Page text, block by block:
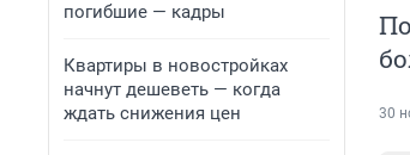
погибшие — кадры
Квартиры в новостройках
начнут дешеветь — когда
ждать снижения цен
30